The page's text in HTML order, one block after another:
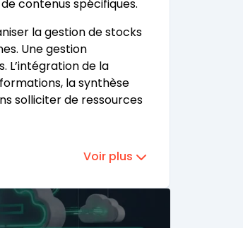
contenus spécifiques.
la gestion de stocks
Une gestion
L’intégration de la
la synthèse
solliciter de ressources
Voir plus